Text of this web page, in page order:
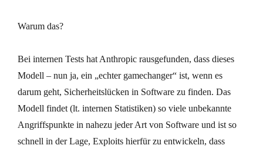
Warum das?
Bei internen Tests hat Anthropic rausgefunden, dass dieses
Modell – nun ja, ein „echter gamechanger“ ist, wenn es
darum geht, Sicherheitslücken in Software zu finden. Das
Modell findet (lt. internen Statistiken) so viele unbekannte
Angriffspunkte in nahezu jeder Art von Software und ist so
schnell in der Lage, Exploits hierfür zu entwickeln, dass